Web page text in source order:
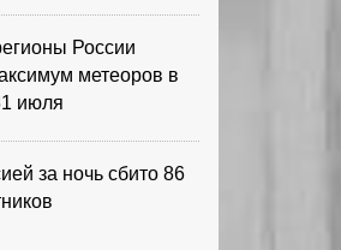
России
метеоров в
июля
за ночь сбито 86